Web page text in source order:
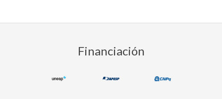
01-
Financiación